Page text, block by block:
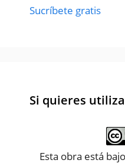
Sucríbete gratis
Si quieres
Esta obra está